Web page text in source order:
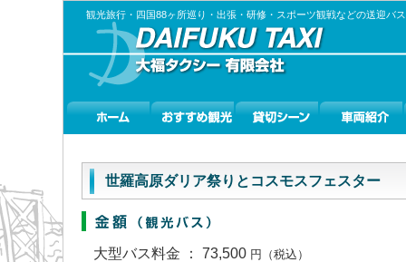
観光旅行・四国88ヶ所巡り・出張・研修・スポーツ観戦などの送迎バ
世羅高原ダリア祭りとコスモスフェスター
大型バス料金 ： 73,500 円（税込）